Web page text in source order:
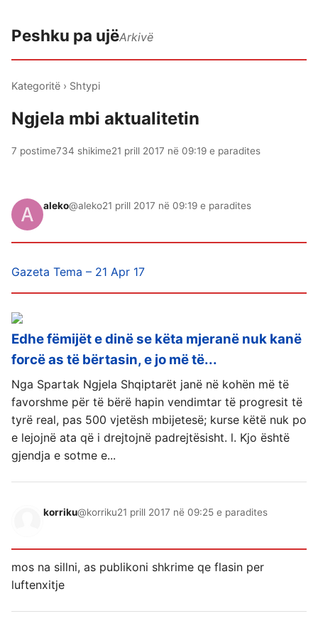
Peshku pa ujëArkivë
Kategoritë › Shtypi
Ngjela mbi aktualitetin
7 postime734 shikime21 prill 2017 në 09:19 e paradites
aleko@aleko21 prill 2017 në 09:19 e paradites
Gazeta Tema – 21 Apr 17
Edhe fëmijët e dinë se këta mjeranë nuk kanë
forcë as të bërtasin, e jo më të...
Nga Spartak Ngjela Shqiptarët janë në kohën më të
favorshme për të bërë hapin vendimtar të progresit të
tyrë real, pas 500 vjetësh mbijetesë; kurse këtë nuk po
e lejojnë ata që i drejtojnë padrejtësisht. l. Kjo është
gjendja e sotme e...
korriku@korriku21 prill 2017 në 09:25 e paradites
mos na sillni, as publikoni shkrime qe flasin per
luftenxitje